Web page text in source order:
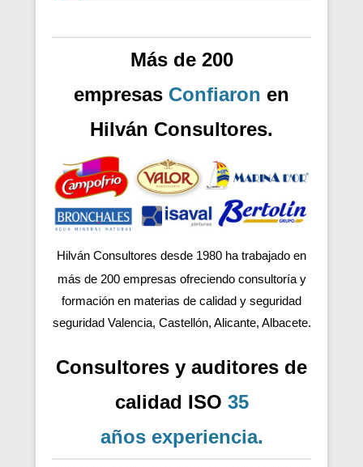
Más de 200
empresas Confiaron en
Hilván Consultores.
Hilván Consultores desde 1980 ha trabajado en
más de 200 empresas ofreciendo consultoría y
formación en materias de calidad y seguridad
seguridad Valencia, Castellón, Alicante, Albacete.
Consultores y auditores de
calidad ISO 35
años experiencia.